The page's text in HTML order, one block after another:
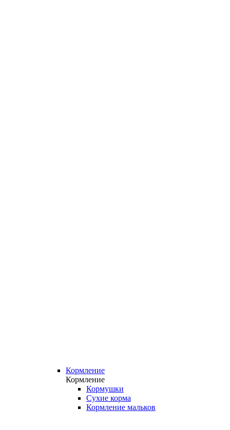
Кормление
Кормление
Кормушки
Сухие корма
Кормление мальков